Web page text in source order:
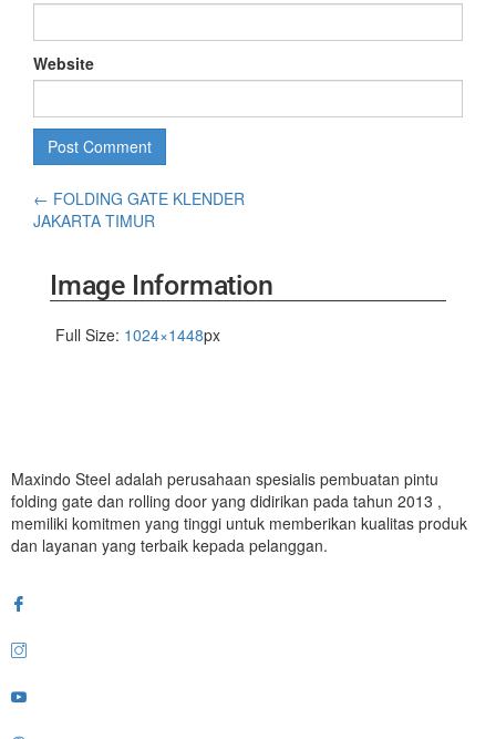
Website
← FOLDING GATE KLENDER
JAKARTA TIMUR
Image Information
Full Size: 1024×1448px
Maxindo Steel adalah perusahaan spesialis pembuatan pintu
folding gate dan rolling door yang didirikan pada tahun 2013 ,
memiliki komitmen yang tinggi untuk memberikan kualitas produk
dan layanan yang terbaik kepada pelanggan.